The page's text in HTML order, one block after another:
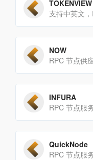
TOKENVIEW
NOW
RPC 节点供
INFURA
QuickNode
RPC 节点服